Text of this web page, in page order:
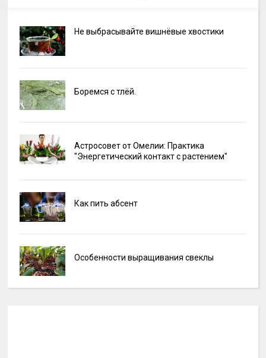
Не выбрасывайте вишнёвые хвостики
Боремся с тлёй.
Астросовет от Омелии: Практика
"Энергетический контакт с растением"
Как пить абсент
Особенности выращивания свеклы